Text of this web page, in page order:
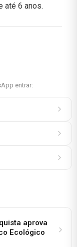
até 6 anos.
entrar:
aprova
Ecológico